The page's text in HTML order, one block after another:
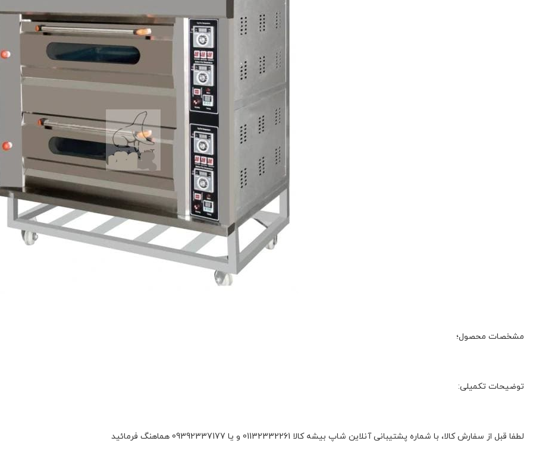
مشخصات محصول؛
توضیحات تکمیلی:
لطفا قبل از سفارش کالا، با شماره پشتیبانی آنلاین شاپ بیشه کالا 01132332261 و یا 09392337177 هماهنگ فرمائید